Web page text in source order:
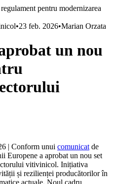
•23 feb. 2026•Marian Orzata
un nou
| Conform unui comunicat de
Europene a aprobat un nou set
vitivinicol. Inițiativa
și rezilienței producătorilor în
actuale. Noul cadru